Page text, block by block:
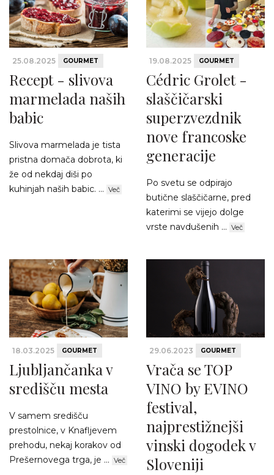
25.08.2025 GOURMET
Recept - slivova
marmelada naših
babic
Slivova marmelada je tista
pristna domača dobrota, ki
že od nekdaj diši po
kuhinjah naših babic. ... Več
19.08.2025 GOURMET
Cédric Grolet -
slaščičarski
superzvezdnik
nove francoske
generacije
Po svetu se odpirajo
butične slaščičarne, pred
katerimi se vijejo dolge
vrste navdušenih ... Več
18.03.2025 GOURMET
Ljubljančanka v
središču mesta
V samem središču
prestolnice, v Knafljevem
prehodu, nekaj korakov od
Prešernovega trga, je ... Več
29.06.2023 GOURMET
Vrača se TOP
VINO by EVINO
festival,
najprestižnejši
vinski dogodek v
Sloveniji